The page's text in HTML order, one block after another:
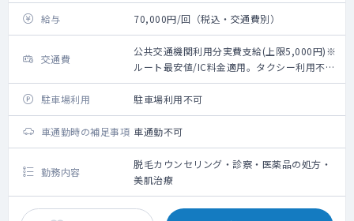
給与 70,000円/回（税込・交通費別）
交通費
公共交通機関利用分実費支給(上限5,000円)※
ルート最安値/IC料金適用。タクシー利用不
可。
駐車場利用
駐車場利用不可
車通勤時の補足事項 車通勤不可
勤務内容
脱毛カウンセリング・診察・医薬品の処方・
美肌治療